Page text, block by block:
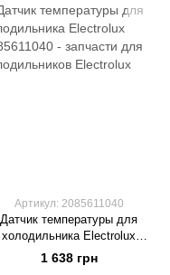
Артикул: 2085611040
Датчик температуры для
холодильника Electrolux
2085611040
1 638 грн